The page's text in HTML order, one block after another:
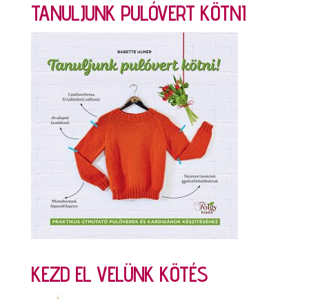
TANULJUNK PULÓVERT KÖTNI
KEZD EL VELÜNK KÖTÉS